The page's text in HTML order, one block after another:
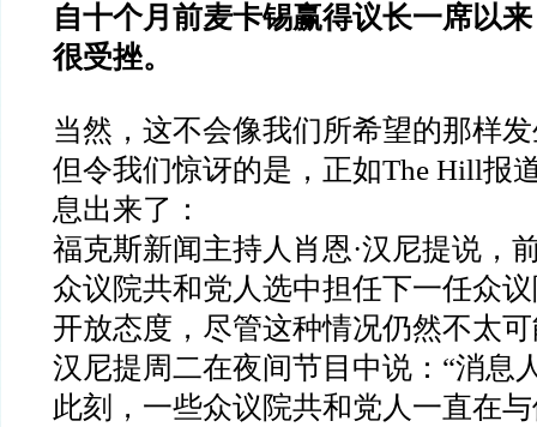
自十个月前麦卡锡赢得议长一席以
很受挫。
当然，这不会像我们所希望的那样
但令我们惊讶的是，正如The Hill报
息出来了：
福克斯新闻主持人肖恩·汉尼提说，
众议院共和党人选中担任下一任众
开放态度，尽管这种情况仍然不太
汉尼提周二在夜间节目中说： “消息
此刻，一些众议院共和党人一直在